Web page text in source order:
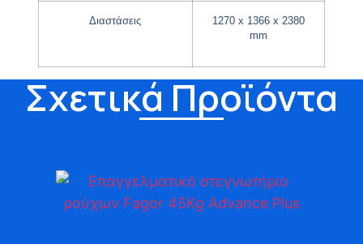
Διαστάσεις
1270 x 1366 x 2380
mm
Σχετικά Προϊόντα